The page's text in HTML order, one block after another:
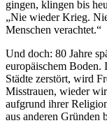
gingen, klingen bis
„Nie wieder Krieg.
Menschen verachtet.“
Und doch: 80 Jahre
europäischem Boden.
Städte zerstört, wird
Misstrauen, wieder
aufgrund ihrer
aus anderen Gründen